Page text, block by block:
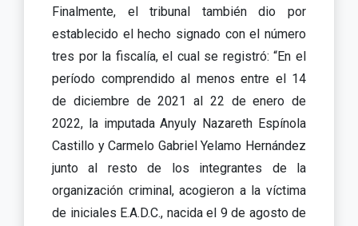
Finalmente, el tribunal también dio por
establecido el hecho signado con el número
tres por la fiscalía, el cual se registró: “En el
período comprendido al menos entre el 14
de diciembre de 2021 al 22 de enero de
2022, la imputada Anyuly Nazareth Espínola
Castillo y Carmelo Gabriel Yelamo Hernández
junto al resto de los integrantes de la
organización criminal, acogieron a la víctima
de iniciales E.A.D.C., nacida el 9 de agosto de